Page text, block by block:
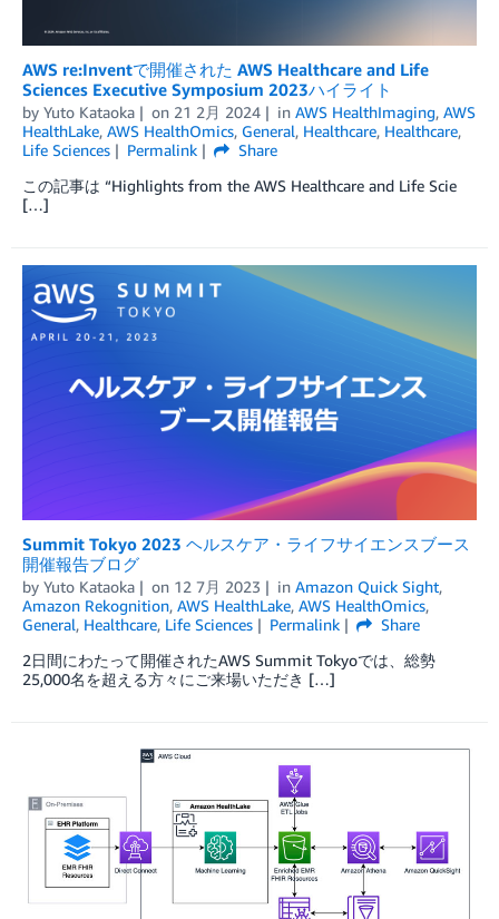
AWS re:Inventで開催された AWS Healthcare and Life
Sciences Executive Symposium 2023ハイライト
by Yuto Kataoka on 21 2月 2024 in AWS HealthImaging, AWS
HealthLake, AWS HealthOmics, General, Healthcare, Healthcare,
Life Sciences
Permalink
Share
この記事は “Highlights from the AWS Healthcare and Life Scie
[…]
Summit Tokyo 2023 ヘルスケア・ライフサイエンスブース
開催報告ブログ
by Yuto Kataoka on 12 7月 2023 in Amazon Quick Sight,
Amazon Rekognition, AWS HealthLake, AWS HealthOmics,
General, Healthcare, Life Sciences Permalink
Share
2日間にわたって開催されたAWS Summit Tokyoでは、総勢
25,000名を超える方々にご来場いただき […]